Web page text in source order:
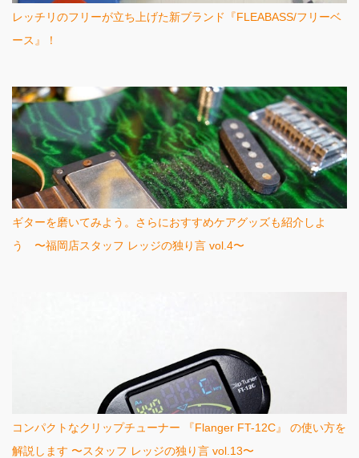
レッチリのフリーが立ち上げた新ブランド『FLEABASS/フリーベ
ース』！
ギターを磨いてみよう。さらにおすすめケアグッズも紹介しよ
う 〜福岡店スタッフ レッジの独り言 vol.4〜
コンパクトなクリップチューナー 『Flanger FT-12C』 の使い方を
解説します 〜スタッフ レッジの独り言 vol.13〜